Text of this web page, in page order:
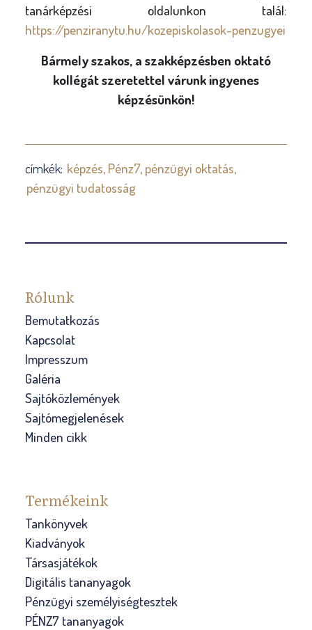
tanárképzési oldalunkon talál:
https://penziranytu.hu/kozepiskolasok-penzugyei
Bármely szakos, a szakképzésben oktató
kollégát szeretettel várunk ingyenes
képzésünkön!
címkék: képzés Pénz7 pénzügyi oktatás
pénzügyi tudatosság
Rólunk
Bemutatkozás
Kapcsolat
Impresszum
Galéria
Sajtóközlemények
Sajtómegjelenések
Minden cikk
Termékeink
Tankönyvek
Kiadványok
Társasjátékok
Digitális tananyagok
Pénzügyi személyiségtesztek
PÉNZ7 tananyagok